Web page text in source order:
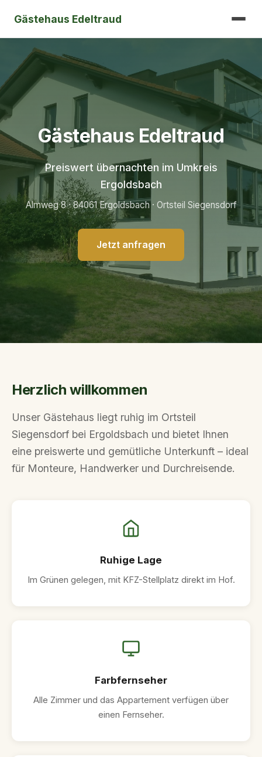
Gästehaus Edeltraud
Gästehaus Edeltraud
Preiswert übernachten im Umkreis
Ergoldsbach
Almweg 8 · 84061 Ergoldsbach · Ortsteil Siegensdorf
Jetzt anfragen
Herzlich willkommen
Unser Gästehaus liegt ruhig im Ortsteil
Siegensdorf bei Ergoldsbach und bietet Ihnen
eine preiswerte und gemütliche Unterkunft – ideal
für Monteure, Handwerker und Durchreisende.
Ruhige Lage
Im Grünen gelegen, mit KFZ-Stellplatz direkt im Hof.
Farbfernseher
Alle Zimmer und das Appartement verfügen über
einen Fernseher.